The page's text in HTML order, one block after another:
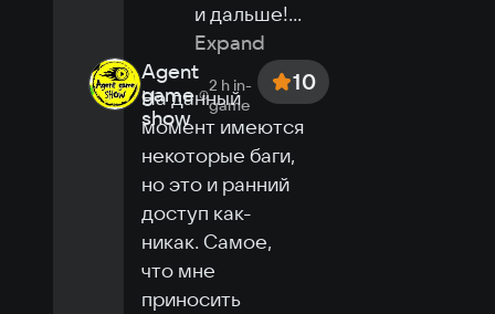
и дальше!...
Expand
Agent
game
show
2 h in-
game
10
На данный
момент имеются
некоторые баги,
но это и ранний
доступ как-
никак. Самое,
что мне
приносить